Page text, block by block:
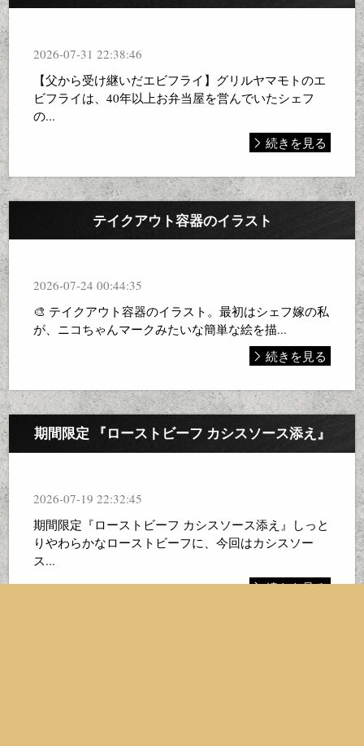
2026-07-31 22:38:46
【父から受け継いだエビフライ】グリルヤマモトのエ
ビフライは、40年以上お弁当屋を営んでいたシェフ
の...
続きを見る
テイクアウト容器のイラスト
2026-07-24 00:44:35
🎨 テイクアウト容器のイラスト。最初はシェフ嫁の私
が、ニコちゃんマークみたいな簡単な絵を描...
続きを見る
期間限定 『ローストビーフ カシスソース添え』
2026-07-19 22:32:45
期間限定『ローストビーフ カシスソース添え』しっと
りやわらかなローストビーフに、今回はカシスソー
ス...
続きを見る